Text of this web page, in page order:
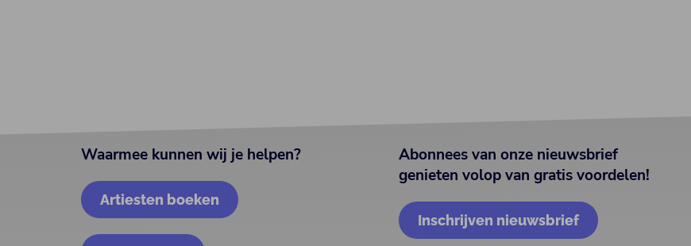
Waarmee kunnen wij je helpen?
Artiesten boeken
Abonnees van onze nieuwsbrief
genieten volop van gratis voordelen!
Inschrijven nieuwsbrief